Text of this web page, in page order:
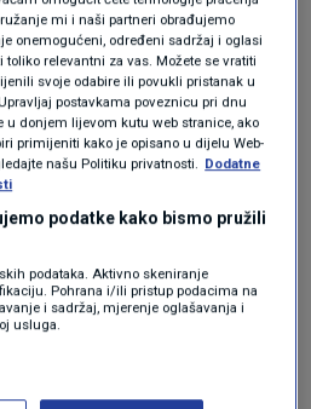
Hamilton (Mercedes).
ni centimetar pri
sve kako bi prošao
je što smo bili brži, bili
smo bili vrlo blizu
kazao je Sainz.
mi i naši partneri obrađujemo
onemogućeni, određeni sadržaj i oglasi
relevantni za vas. Možete se vratiti
svoje odabire ili povukli pristanak u
postavkama poveznicu pri dnu
u donjem lijevom kutu web stranice, ako
primijeniti kako je opisano u dijelu Web-
našu Politiku privatnosti. Dodatne
podatke kako bismo pružili
podataka. Aktivno skeniranje
Pohrana i/ili pristup podacima na
i sadržaj, mjerenje oglašavanja i
usluga.